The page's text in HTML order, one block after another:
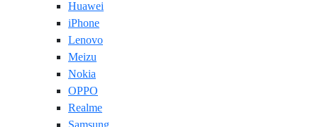
Huawei
iPhone
Lenovo
Meizu
Nokia
OPPO
Realme
Samsung